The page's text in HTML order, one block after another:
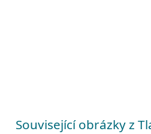
Související obrázky z